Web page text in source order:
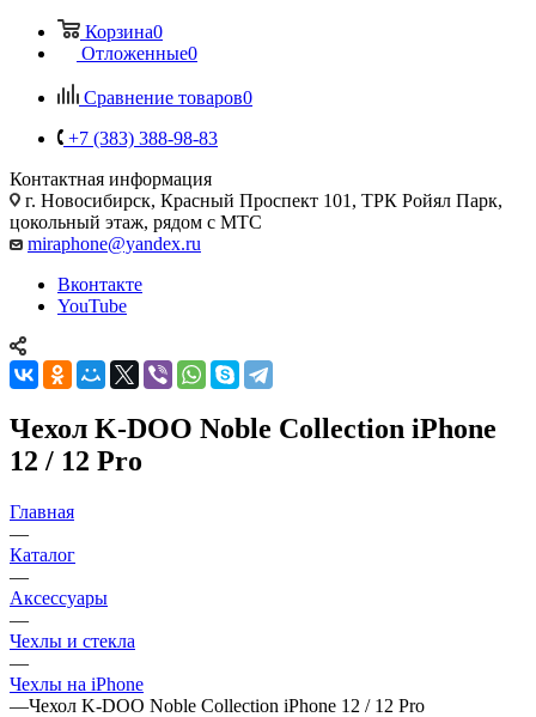
Корзина0
Отложенные0
Сравнение товаров0
+7 (383) 388-98-83
Контактная информация
г. Новосибирск, Красный Проспект 101, ТРК Ройял Парк,
цокольный этаж, рядом с МТС
miraphone@yandex.ru
Вконтакте
YouTube
Чехол K-DOO Noble Collection iPhone
12 / 12 Pro
Главная
—
Каталог
—
Аксессуары
—
Чехлы и стекла
—
Чехлы на iPhone
—Чехол K-DOO Noble Collection iPhone 12 / 12 Pro